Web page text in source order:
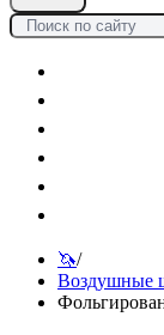
🦄/
Воздушные